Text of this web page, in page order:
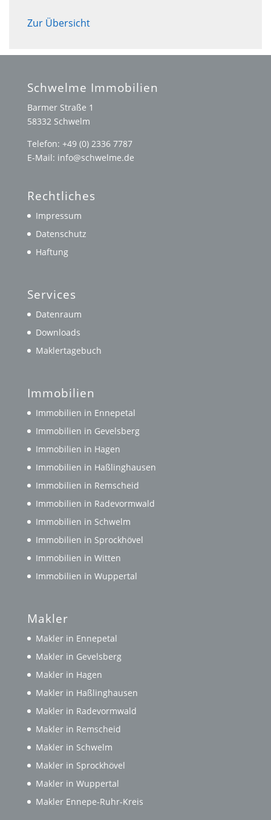
Zur Übersicht
Schwelme Immobilien
Barmer Straße 1
58332 Schwelm
Telefon: +49 (0) 2336 7787
E-Mail: info@schwelme.de
Rechtliches
Impressum
Datenschutz
Haftung
Services
Datenraum
Downloads
Maklertagebuch
Immobilien
Immobilien in Ennepetal
Immobilien in Gevelsberg
Immobilien in Hagen
Immobilien in Haßlinghausen
Immobilien in Remscheid
Immobilien in Radevormwald
Immobilien in Schwelm
Immobilien in Sprockhövel
Immobilien in Witten
Immobilien in Wuppertal
Makler
Makler in Ennepetal
Makler in Gevelsberg
Makler in Hagen
Makler in Haßlinghausen
Makler in Radevormwald
Makler in Remscheid
Makler in Schwelm
Makler in Sprockhövel
Makler in Wuppertal
Makler Ennepe-Ruhr-Kreis